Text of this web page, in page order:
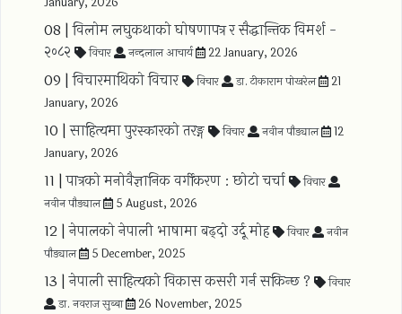
08 |​विलोम लघुकथाको घोषणापत्र र सैद्धान्तिक विमर्श -
२०८२
विचार नन्दलाल आचार्य 22 January, 2026
09 |विचारमाथिको विचार विचार डा. टीकाराम पोखरेल
21
January, 2026
10 |साहित्यमा पुरस्कारको तरङ्ग विचार नवीन पौड्याल
12
January, 2026
11 |पात्रको मनोवैज्ञानिक वर्गीकरण : छोटो चर्चा
विचार
नवीन पौड्याल
5 August, 2026
12 |नेपालको नेपाली भाषामा बढ्दो उर्दू मोह विचार
नवीन
पौड्याल
5 December, 2025
13 |नेपाली साहित्यको विकास कसरी गर्न सकिन्छ ?
विचार
डा. नवराज सुब्बा
26 November, 2025